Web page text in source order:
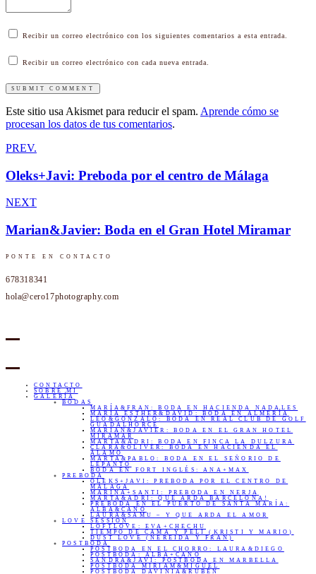
Recibir un correo electrónico con los siguientes comentarios a esta entrada.
Recibir un correo electrónico con cada nueva entrada.
Este sitio usa Akismet para reducir el spam. Aprende cómo se
procesan los datos de tus comentarios.
PREV.
Oleks+Javi: Preboda por el centro de Málaga
NEXT
Marian&Javier: Boda en el Gran Hotel Miramar
PONTE EN CONTACTO
678318341
hola@cero17photography.com
CONTACTO
SOBRE MI
GALERÍA
BODAS
MARÍA&FRAN: BODA EN HACIENDA NADALES
MARÍA ESTHER&DAVID: BODA EN ALMERÍA
LEO&GONZALO: BODA EN REAL CLUB DE GOLF
GUADALHORCE
MARIAN&JAVIER: BODA EN EL GRAN HOTEL
MIRAMAR
MARTA&ADRI: BODA EN FINCA LA DULZURA
CLARA&OLIVER: BODA EN HACIENDA EL
ÁLAMO
MARTA&PABLO: BODA EN EL SEÑORIO DE
LEPANTO
BODA EN FORT INGLÉS: ANA+MAX
PREBODA
OLEKS+JAVI: PREBODA POR EL CENTRO DE
MÁLAGA
MARINA+SANTI: PREBODA EN NERJA
MARTA&ADRI: QUE ARDA BARCELONA!
PREBODA EN EL PUERTO DE SANTA MARÍA:
ALBA&CANO
LAURA&SAMU – Y QUE ARDA EL AMOR
LOVE SESSION
LOFTLOVE: EVA+CHECHU
TIEMPO DE CAMA Y PELI (KRISTI Y MARIO)
DUST LOVE (NEREIDA Y FRAN)
POSTBODA
POSTBODA EN EL CHORRO: LAURA&DIEGO
POSTBODA: ALBA+CANO
SANDRA&JAVI: POSTBODA EN MARBELLA
POSTBODA MIRIAM&MIGUEL
POSTBODA DAVINIA&RUBÉN